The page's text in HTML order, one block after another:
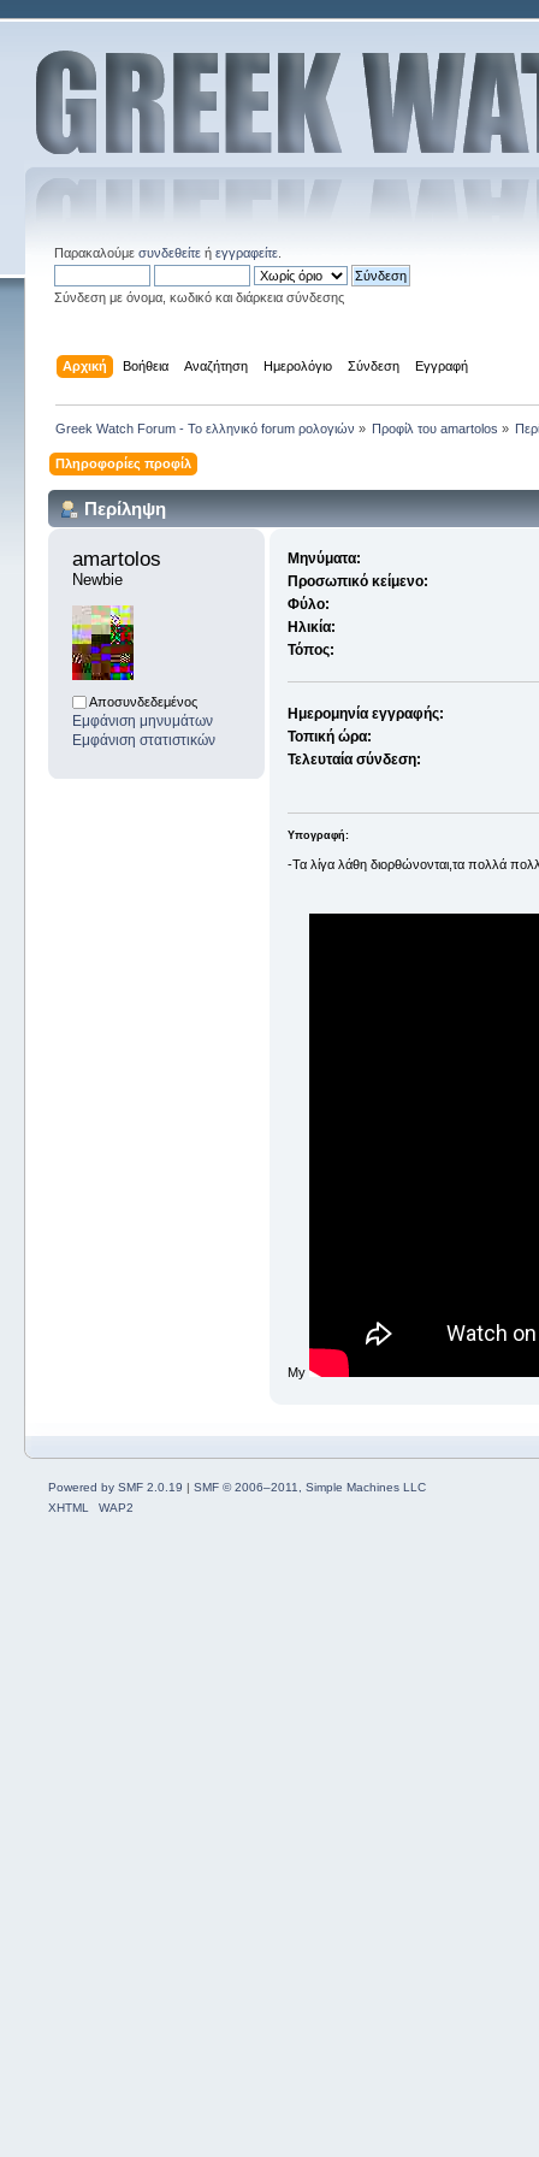
Παρακαλούμε συνδεθείτεή εγγραφείτε.
Σύνδεση με όνομα, κωδικό και διάρκεια σύνδεσης
Αρχική Βοήθεια Αναζήτηση Ημερολόγιο Σύνδεση Εγγραφή
Greek Watch Forum - Το ελληνικό forum ρολογιών » Προφίλ του amartolos »
Πληροφορίες προφίλ
Περίληψη
amartolos
Newbie
Αποσυνδεδεμένος
Εμφάνιση μηνυμάτων
Εμφάνιση στατιστικών
Μηνύματα:
Προσωπικό κείμενο:
Φύλο:
Ηλικία:
Τόπος:
Ημερομηνία εγγραφής:
Τοπική ώρα:
Τελευταία σύνδεση:
Υπογραφή:
-Τα λίγα λάθη διορθώνονται,τα πολλά
My
Powered by SMF 2.0.19 | SMF © 2006–2011, Simple Machines LLC
XHTML
WAP2